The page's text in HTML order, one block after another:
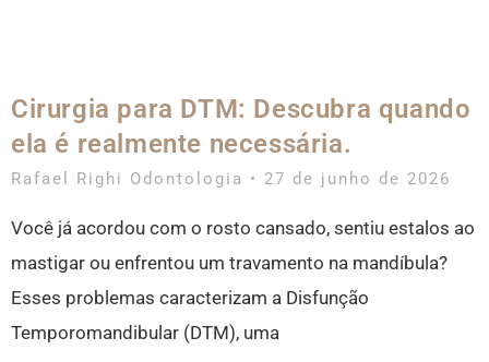
Cirurgia para DTM: Descubra quando
ela é realmente necessária.
Rafael Righi Odontologia 27 de junho de 2026
Você já acordou com o rosto cansado, sentiu estalos ao
mastigar ou enfrentou um travamento na mandíbula?
Esses problemas caracterizam a Disfunção
Temporomandibular (DTM), uma